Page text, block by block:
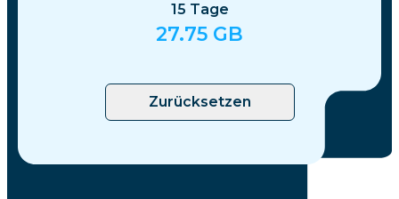
15 Tage
27.75 GB
Zurücksetzen